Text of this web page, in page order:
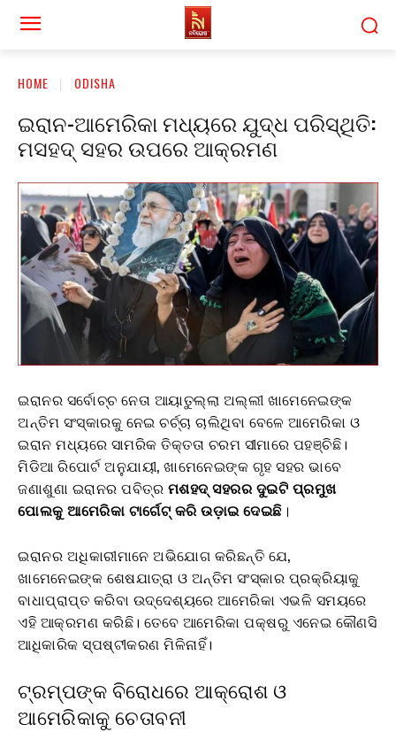
HOME ODISHA
ଇରାନ-ଆମେରିକା ମଧ୍ୟରେ ଯୁଦ୍ଧ ପରିସ୍ଥିତି:
ମସହଦ୍ ସହର ଉପରେ ଆକ୍ରମଣ
ଇରାନର ସର୍ବୋଚ୍ଚ ନେତା ଆୟାତୁଲ୍ଲା ଅଲ୍ଲୀ ଖାମେନେଇଙ୍କ
ଅନ୍ତିମ ସଂସ୍କାରକୁ ନେଇ ଚର୍ଚ୍ଚା ଚାଲିଥିବା ବେଳେ ଆମେରିକା ଓ
ଇରାନ ମଧ୍ୟରେ ସାମରିକ ତିକ୍ତତା ଚରମ ସୀମାରେ ପହଞ୍ଚିଛି।
ମିଡିଆ ରିପୋର୍ଟ ଅନୁଯାୟୀ, ଖାମେନେଇଙ୍କ ଗୃହ ସହର ଭାବେ
ଜଣାଶୁଣା ଇରାନର ପବିତ୍ର ମଶହଦ୍ ସହରର ଦୁଇଟି ପ୍ରମୁଖ
ପୋଲକୁ ଆମେରିକା ଟାର୍ଗେଟ୍ କରି ଉଡ଼ାଇ ଦେଇଛି।
ଇରାନର ଅଧିକାରୀମାନେ ଅଭିଯୋଗ କରିଛନ୍ତି ଯେ,
ଖାମେନେଇଙ୍କ ଶେଷଯାତ୍ରା ଓ ଅନ୍ତିମ ସଂସ୍କାର ପ୍ରକ୍ରିୟାକୁ
ବାଧାପ୍ରାପ୍ତ କରିବା ଉଦ୍ଦେଶ୍ୟରେ ଆମେରିକା ଏଭଳି ସମୟରେ
ଏହି ଆକ୍ରମଣ କରିଛି। ତେବେ ଆମେରିକା ପକ୍ଷରୁ ଏନେଇ କୌଣସି
ଆଧିକାରିକ ସ୍ପଷ୍ଟୀକରଣ ମିଳିନାହିଁ।
ଟ୍ରମ୍ପଙ୍କ ବିରୋଧରେ ଆକ୍ରୋଶ ଓ
ଆମେରିକାକୁ ଚେତାବନୀ